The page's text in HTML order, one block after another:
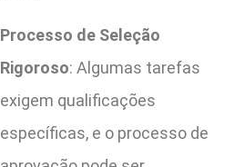
Processo de Seleção
Rigoroso: Algumas tarefas
exigem qualificações
específicas, e o processo de